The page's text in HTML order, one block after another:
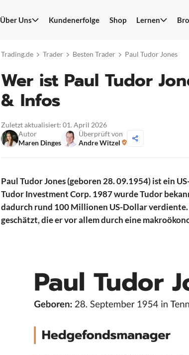
Über Uns Kundenerfolge Shop Lernen
Trading.de Trader Besten Trader Paul Tudor Jones
Wer ist Paul Tudor
& Infos
Zuletzt aktualisiert: 01. April 2026
Autor
Maren Dinges
Überprüft von
Andre Witzel
Paul Tudor Jones (geboren 28. 09.1954) ist ein
Tudor Investment Corp. 1987 wurde Tudor
dadurch rund 100 Millionen US-Dollar
geschätzt, die er vor allem durch eine